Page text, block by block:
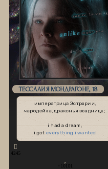
ТЕССАЛИЯ МОНДРАГОНЕ, 18
императрица Эстрарии,
чародейка, драконья всадница;
i had a dream,
i got everything i wanted
4245
+10101